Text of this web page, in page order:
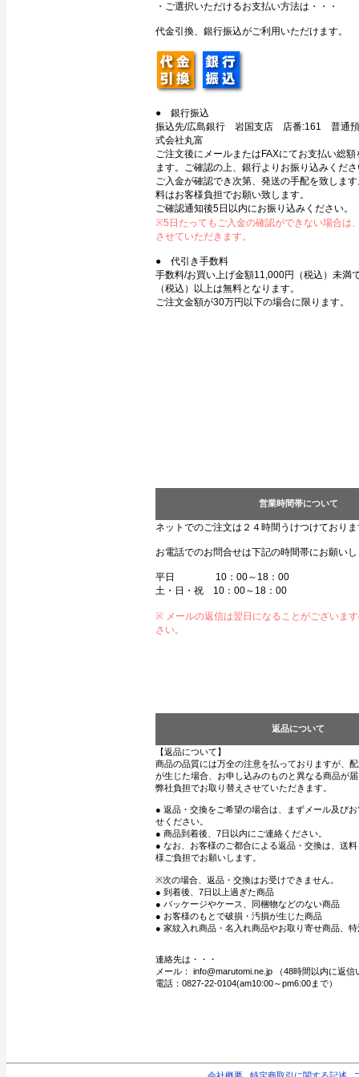
・ご選択いただけるお支払い方法は・・・
代金引換、銀行振込がご利用いただけます。
● 銀行振込
振込先/広島銀行 岩国支店 店番:161 普通
式会社丸富
ご注文後にメールまたはFAXにてお支払い総
ます。ご確認の上、銀行よりお振り込みくだ
ご入金が確認でき次第、発送の手配を致しま
料はお客様負担でお願い致します。
ご確認通知後5日以内にお振り込みください。
※5日たってもご入金の確認ができない場合は
させていただきます。
● 代引き手数料
手数料/お買い上げ金額11,000円（税込）未満
（税込）以上は無料となります。
ご注文金額が30万円以下の場合に限ります。
営業時間帯について
ネットでのご注文は２４時間うけつけており
お電話でのお問合せは下記の時間帯にお願い
平日 10：00～18：00
土・日・祝 10：00～18：00
※ メールの返信は翌日になることがございま
さい。
返品について
【返品について】
商品の品質には万全の注意を払っておりますが、
が生じた場合、お申し込みのものと異なる商品が
弊社負担でお取り替えさせていただきます。
● 返品・交換をご希望の場合は、まずメール及び
せください。
● 商品到着後、7日以内にご連絡ください。
● なお、お客様のご都合による返品・交換は、送
様ご負担でお願いします。
※次の場合、返品・交換はお受けできません。
● 到着後、7日以上過ぎた商品
● パッケージやケース、同梱物などのない商品
● お客様のもとで破損・汚損が生じた商品
● 家紋入れ商品・名入れ商品やお取り寄せ商品、
連絡先は・・・
メール： info@marutomi.ne.jp （48時間以内に返信
電話：0827-22-0104(am10:00～pm6:00まで）